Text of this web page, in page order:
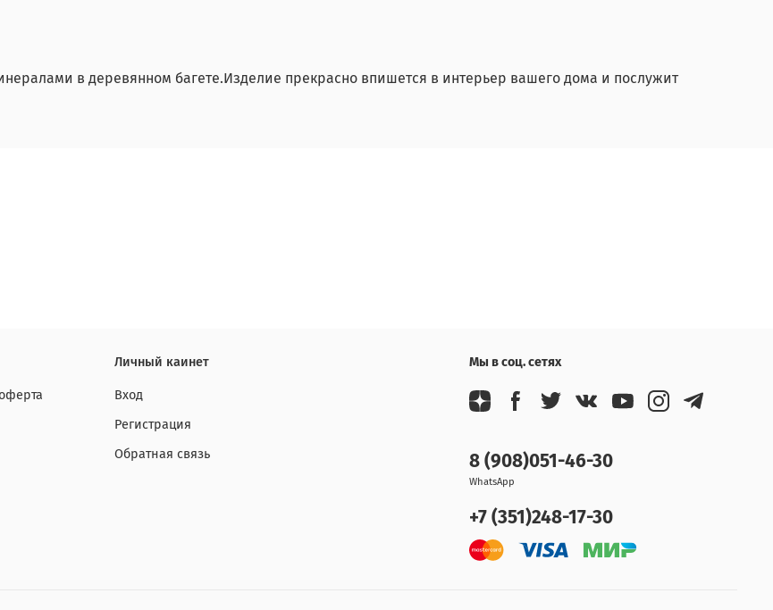
в деревянном багете.Изделие прекрасно впишется в интерьер вашего дома и послужит
Личный каинет
Вход
Регистрация
Обратная связь
Мы в соц. сетях
8 (908)051-46-30
WhatsApp
+7 (351)248-17-30